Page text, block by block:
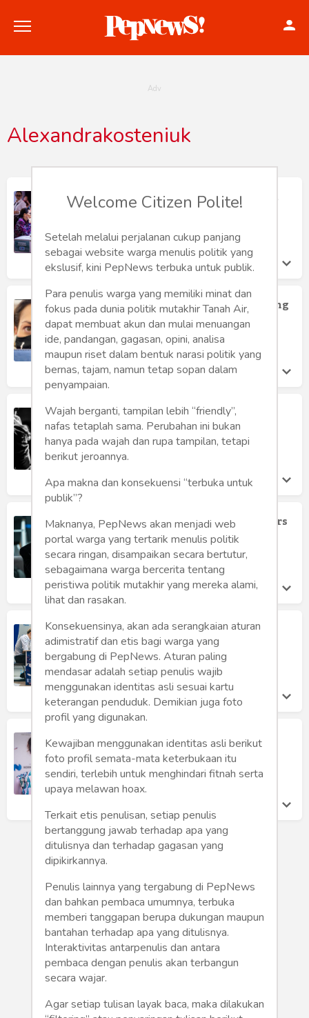
Hankam
Internasional
Humaniora
Sketsa
Tekno
Gaya
Wisata
Wanita
Alexandrakosteniuk
Kosteniuk Terlalu Memaksakan Diri,
Berujung pada Kekalahan
Selasa 20 Sep, 2022
Pernyataan Grand Chess Tour tentang
Sergey Karjakin
Hasiholan Siregar
Sabtu 5 Mar, 2022
Alexandra Kosteniuk Bakal Jajal
Kehebatan Carlsen
Hasiholan Siregar
Senin 21 Feb, 2022
Derita "Ratu Catur" Airthings Masters
Hasiholan Siregar
Minggu 20 Feb, 2022
Duda vs Karjakin di Final, Kosteniuk
Juara Dunia
Hasiholan Siregar
Rabu 4 Aug, 2021
Kosteniuk Juara, Karjakin Ke Final
Hasiholan Siregar
Selasa 3 Aug, 2021
Welcome Citizen Polite!
Setelah melalui perjalanan cukup panjang
sebagai website warga menulis politik yang
ekslusif, kini PepNews terbuka untuk publik.
Para penulis warga yang memiliki minat dan
fokus pada dunia politik mutakhir Tanah Air,
dapat membuat akun dan mulai menuangan
ide, pandangan, gagasan, opini, analisa
maupun riset dalam bentuk narasi politik yang
bernas, tajam, namun tetap sopan dalam
penyampaian.
Wajah berganti, tampilan lebih “friendly”,
nafas tetaplah sama. Perubahan ini bukan
hanya pada wajah dan rupa tampilan, tetapi
berikut jeroannya.
Apa makna dan konsekuensi “terbuka untuk
publik”?
Maknanya, PepNews akan menjadi web
portal warga yang tertarik menulis politik
secara ringan, disampaikan secara bertutur,
sebagaimana warga bercerita tentang
peristiwa politik mutakhir yang mereka alami,
lihat dan rasakan.
Konsekuensinya, akan ada serangkaian aturan
adimistratif dan etis bagi warga yang
bergabung di PepNews. Aturan paling
mendasar adalah setiap penulis wajib
menggunakan identitas asli sesuai kartu
keterangan penduduk. Demikian juga foto
profil yang digunakan.
Kewajiban menggunakan identitas asli berikut
foto profil semata-mata keterbukaan itu
sendiri, terlebih untuk menghindari fitnah serta
upaya melawan hoax.
Terkait etis penulisan, setiap penulis
bertanggung jawab terhadap apa yang
ditulisnya dan terhadap gagasan yang
dipikirkannya.
Penulis lainnya yang tergabung di PepNews
dan bahkan pembaca umumnya, terbuka
memberi tanggapan berupa dukungan maupun
bantahan terhadap apa yang ditulisnya.
Interaktivitas antarpenulis dan antara
pembaca dengan penulis akan terbangun
secara wajar.
Agar setiap tulisan layak baca, maka dilakukan